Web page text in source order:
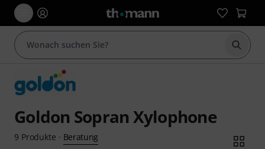
Suche
Goldon Sopran Xylophone
9 Produkte · Beratung